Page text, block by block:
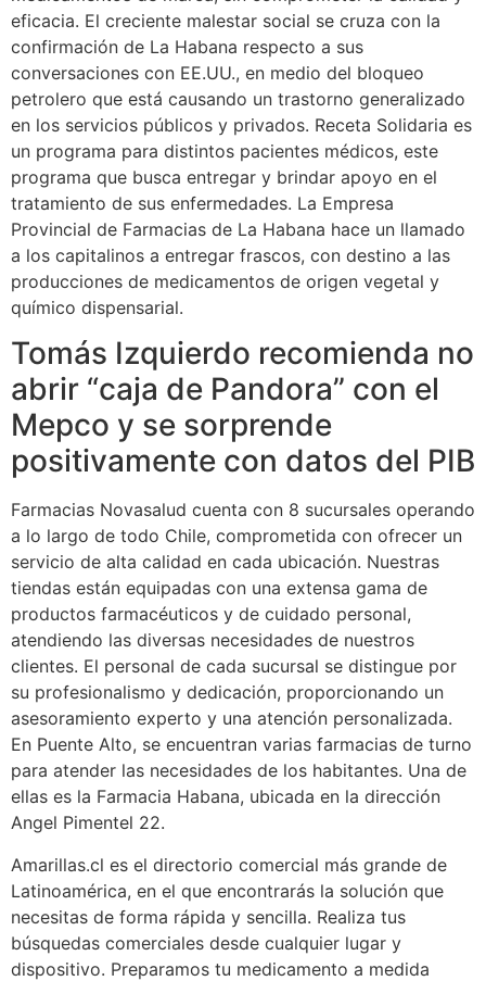
eficacia. El creciente malestar social se cruza con la
confirmación de La Habana respecto a sus
conversaciones con EE.UU., en medio del bloqueo
petrolero que está causando un trastorno generalizado
en los servicios públicos y privados. Receta Solidaria es
un programa para distintos pacientes médicos, este
programa que busca entregar y brindar apoyo en el
tratamiento de sus enfermedades. La Empresa
Provincial de Farmacias de La Habana hace un llamado
a los capitalinos a entregar frascos, con destino a las
producciones de medicamentos de origen vegetal y
químico dispensarial.
Tomás Izquierdo recomienda no
abrir “caja de Pandora” con el
Mepco y se sorprende
positivamente con datos del PIB
Farmacias Novasalud cuenta con 8 sucursales operando
a lo largo de todo Chile, comprometida con ofrecer un
servicio de alta calidad en cada ubicación. Nuestras
tiendas están equipadas con una extensa gama de
productos farmacéuticos y de cuidado personal,
atendiendo las diversas necesidades de nuestros
clientes. El personal de cada sucursal se distingue por
su profesionalismo y dedicación, proporcionando un
asesoramiento experto y una atención personalizada.
En Puente Alto, se encuentran varias farmacias de turno
para atender las necesidades de los habitantes. Una de
ellas es la Farmacia Habana, ubicada en la dirección
Angel Pimentel 22.
Amarillas.cl es el directorio comercial más grande de
Latinoamérica, en el que encontrarás la solución que
necesitas de forma rápida y sencilla. Realiza tus
búsquedas comerciales desde cualquier lugar y
dispositivo. Preparamos tu medicamento a medida